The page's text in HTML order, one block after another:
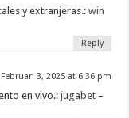
y extranjeras.:win
Reply
Februari 3, 2025 at 6:36 pm
en vivo.:jugabet –